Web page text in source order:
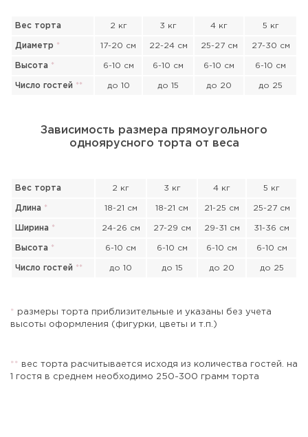
Вес торта 2 кг 3 кг 4 кг 5 кг
Диаметр * 17-20 см 22-24 см 25-27 см 27-30 см
Высота * 6-10 см 6-10 см 6-10 см 6-10 см
Число гостей ** до 10 до 15 до 20 до 25
Зависимость размера прямоугольного
одноярусного торта от веса
Вес торта 2 кг 3 кг 4 кг 5 кг
Длина * 18-21 см 18-21 см 21-25 см 25-27 см
Ширина * 24-26 см 27-29 см 29-31 см 31-36 см
Высота * 6-10 см 6-10 см 6-10 см 6-10 см
Число гостей ** до 10 до 15 до 20 до 25
*
размеры торта приблизительные и указаны без учета
высоты оформления (фигурки, цветы и т.п.)
* *
вес торта расчитывается исходя из количества гостей. на
1 гостя в среднем необходимо 250-300 грамм торта
Прикрепить файл или фото
Отправить